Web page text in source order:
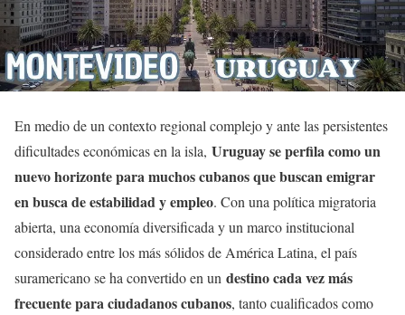
En medio de un contexto regional complejo y ante las persistentes
dificultades económicas en la isla, Uruguay se perfila como un
nuevo horizonte para muchos cubanos que buscan emigrar
en busca de estabilidad y empleo. Con una política migratoria
abierta, una economía diversificada y un marco institucional
considerado entre los más sólidos de América Latina, el país
suramericano se ha convertido en un destino cada vez más
frecuente para ciudadanos cubanos, tanto cualificados como